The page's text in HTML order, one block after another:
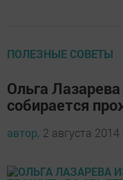
ПОЛЕЗНЫЕ СОВЕТЫ
Ольга
собирается
автор, 2 августа 2014